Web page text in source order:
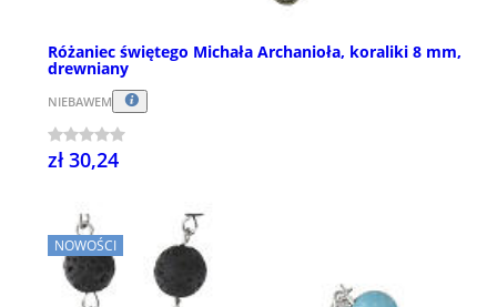
Różaniec świętego Michała Archanioła, koraliki 8 mm,
drewniany
NIEBAWEM
zł 30,24
NOWOŚCI